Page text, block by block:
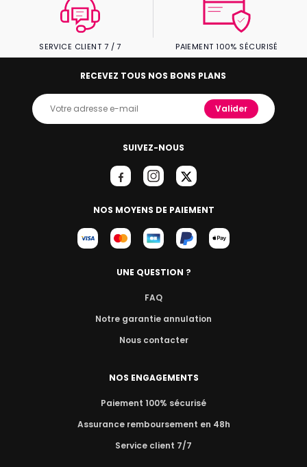
SERVICE CLIENT 7 / 7 PAIEMENT 100% SÉCURISÉ
SUIVEZ-NOUS
NOS MOYENS DE PAIEMENT
RECEVEZ TOUS NOS BONS PLANS
Valider
UNE QUESTION ?
FAQ
Notre garantie annulation
Nous contacter
NOS ENGAGEMENTS
Paiement 100% sécurisé
Assurance remboursement en 48h
Service client 7/7